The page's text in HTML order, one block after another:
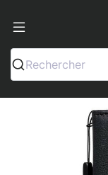
Rechercher